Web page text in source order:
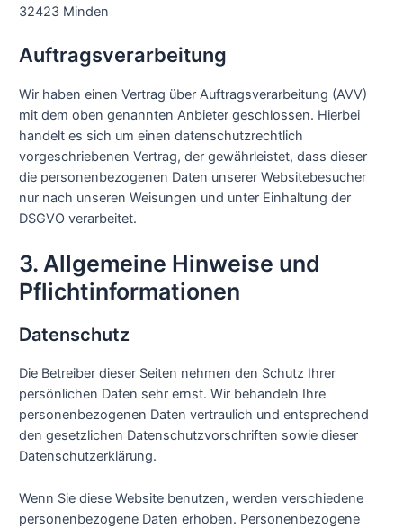
32423 Minden
Auftragsverarbeitung
Wir haben einen Vertrag über Auftragsverarbeitung (AVV)
mit dem oben genannten Anbieter geschlossen. Hierbei
handelt es sich um einen datenschutzrechtlich
vorgeschriebenen Vertrag, der gewährleistet, dass dieser
die personenbezogenen Daten unserer Websitebesucher
nur nach unseren Weisungen und unter Einhaltung der
DSGVO verarbeitet.
3. Allgemeine Hinweise und
Pflicht­informationen
Datenschutz
Die Betreiber dieser Seiten nehmen den Schutz Ihrer
persönlichen Daten sehr ernst. Wir behandeln Ihre
personenbezogenen Daten vertraulich und entsprechend
den gesetzlichen Datenschutzvorschriften sowie dieser
Datenschutzerklärung.
Wenn Sie diese Website benutzen, werden verschiedene
personenbezogene Daten erhoben. Personenbezogene